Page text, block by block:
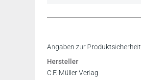
Angaben zur Produktsicherheit
Hersteller
C.F. Müller Verlag